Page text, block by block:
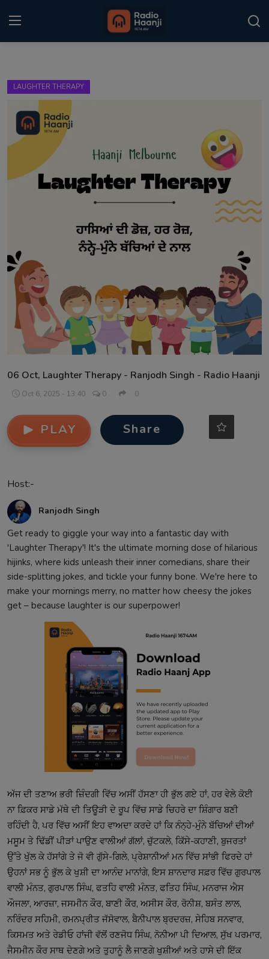
Punjabi Podcast
Kitaab Kahani
Gallery
Event
Contact
LAUGHTER THERAPY
06 Oct, Laughter Therapy - Ranjodh Singh - Radio Haanji
Oct 6, 2025 - 13:40 0 0
PLAY Share
Host:-
Ranjodh Singh
Get ready to giggle your way into a fantastic day with
'Laughter Therapy'! It's the ultimate morning dose of hilarious
hijinks, where kids unleash their inner comedians, share their
side-splitting jokes, and tickle your funny bone. We're here to
make your mornings merry, no matter how cheesy the jokes
get – because laughter is our superpower!
ਅੱਜ ਦੀ ਤਣਾਅ ਭਰੀ ਜ਼ਿੰਦਗੀ ਵਿੱਚ ਅਸੀਂ ਹੱਸਣਾ ਹੀ ਭੁੱਲ ਗਏ ਹਾਂ, ਹਰ ਵੇਲੇ ਕੋਈ
ਨਾ ਫ਼ਿਕਰ ਸਾਡੇ ਮੱਥੇ ਦੀ ਤਿਊੜੀ ਦੇ ਰੂਪ ਵਿੱਚ ਸਾਡੇ ਚਿਹਰੇ ਦਾ ਸ਼ਿੰਗਾਰ ਬਣੀ
ਰਹਿੰਦੀ ਹੈ, ਪਰ ਵਿੱਚ ਅਸੀਂ ਇਹ ਵਾਅਦਾ ਕਰਦੇ ਹਾਂ ਕਿ ਨੰਨ੍ਹੇ-ਮੁੰਨੇ ਬੱਚਿਆਂ ਦੀਆਂ
ਮਸੂਮ ਤੇ ਢਿੱਡੀਂ ਪੀੜਾਂ ਪਾਉਣ ਵਾਲੀਆਂ ਗੱਲਾਂ, ਚੁੱਟਕਲੇ, ਕਿੱਸੇ-ਕਹਾਣੀ, ਬੁਜਰਤਾਂ
ਉੱਤੇ ਖੁੱਲ ਕੇ ਹੱਸਾਂਗੇ ਤੇ ਜੋ ਵੀ ਗੁੱਸੇ-ਗਿਲੇ, ਪ੍ਰੇਸ਼ਾਨੀਆਂ ਮਨ ਵਿੱਚ ਸਾਂਭੀ ਫਿਰਦੇ ਹਾਂ
ਉਹਨਾਂ ਸਭ ਨੂੰ ਭੁੱਲ ਕੇ ਖੁਸ਼ੀ ਦਾ ਆਨੰਦ ਮਾਨਾਂਗੇ, ਇਸ ਸ਼ਾਨਦਾਰ ਸਫ਼ਰ ਵਿੱਚ ਗੁਰਪਾਲ
ਵਾਲੀ ਮੰਨਤ, ਗੁਰਪਾਲ ਸਿੰਘ, ਫਤਹਿ ਵਾਲੀ ਮੰਨਤ, ਫਤਿਹ ਸਿੰਘ, ਮਨਰਾਜ ਐਸ
ਔਜਲਾ, ਆਰਜ਼ਾ, ਜਸਮੀਨ ਕੌਰ, ਬਾਣੀ ਕੌਰ, ਅਸੀਸ ਕੌਰ, ਰੋਨੀਸ਼, ਬਸੰਤ ਲਾਲ,
ਨਰਿੰਦਰ ਸਹਿਮੀ, ਰਮਨਪ੍ਰੀਤ ਜੱਸੋਵਾਲ, ਬੈਨੀਪਾਲ ਬ੍ਰਦਰਜ਼, ਸੇਹਿਬ ਸਨਵਾਰ,
ਕਿਸਮਤ ਅਤੇ ਰੇਡੀਓ ਹਾਂਜੀ ਵੱਲੋਂ ਰਣਜੋਧ ਸਿੰਘ, ਨੋਨੀਆ ਪੀ ਦਿਆਲ, ਸੁੱਖ ਪਰਮਾਰ,
ਜੈਸਮੀਨ ਕੌਰ ਸਾਥ ਦੇਣਗੇ ਅਤੇ ਤੁਹਾਨੂੰ ਲੈ ਜਾਣਗੇ ਖੁਸ਼ੀਆਂ ਅਤੇ ਹਾਸੇ ਦੀ ਇੱਕ